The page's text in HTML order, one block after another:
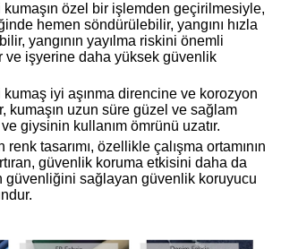
özel bir işlemden geçirilmesiyle,
hemen söndürülebilir, yangını hızla
yangının yayılma riskini önemli
ve işyerine daha yüksek güvenlik
iyi aşınma direncine ve korozyon
kumaşın uzun süre güzel ve sağlam
ve giysinin kullanım ömrünü uzatır.
tasarımı, özellikle çalışma ortamının
güvenlik koruma etkisini daha da
güvenliğini sağlayan güvenlik koruyucu